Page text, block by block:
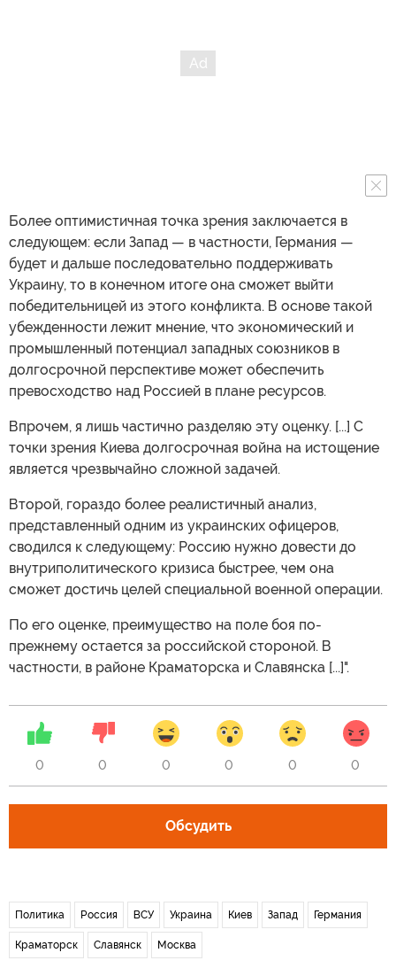
Более оптимистичная точка зрения заключается в
следующем: если Запад — в частности, Германия —
будет и дальше последовательно поддерживать
Украину, то в конечном итоге она сможет выйти
победительницей из этого конфликта. В основе такой
убежденности лежит мнение, что экономический и
промышленный потенциал западных союзников в
долгосрочной перспективе может обеспечить
превосходство над Россией в плане ресурсов.
Впрочем, я лишь частично разделяю эту оценку. [...] С
точки зрения Киева долгосрочная война на истощение
является чрезвычайно сложной задачей.
Второй, гораздо более реалистичный анализ,
представленный одним из украинских офицеров,
сводился к следующему: Россию нужно довести до
внутриполитического кризиса быстрее, чем она
сможет достичь целей специальной военной операции.
По его оценке, преимущество на поле боя по-
прежнему остается за российской стороной. В
частности, в районе Краматорска и Славянска [...]".
0 0 0 0 0 0
Обсудить
Политика Россия ВСУ Украина Киев Запад Германия
Краматорск Славянск Москва